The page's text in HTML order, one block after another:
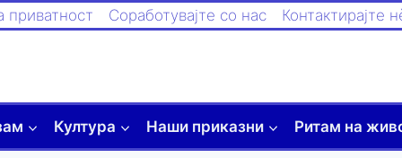
приватност Соработувајте со нас Контактирајте
Култура Наши приказни Ритам на